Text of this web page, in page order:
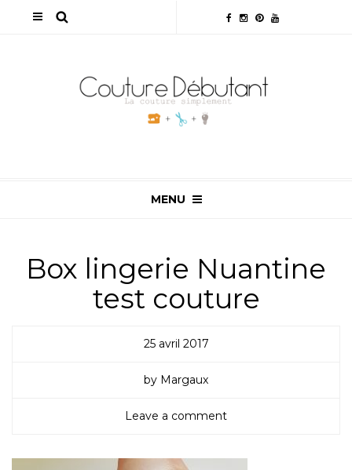
MENU
Box lingerie Nuantine
test couture
25 avril 2017
by Margaux
Leave a comment